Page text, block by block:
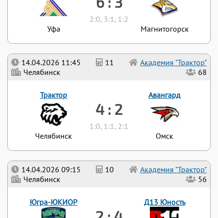
14.04.2026 09:15 10
Академия "Трактор"
Челябинск
56
Югра-ЮКИОР Д13 Юность
14.04.2026 11:45 11
Академия "Трактор"
Челябинск
68
Трактор
Челябинск
4 : 2
1:0, 1:1, 2:1
Авангард
Омск
Уфа
2:0, 3:1, 1:2
Магнитогорск